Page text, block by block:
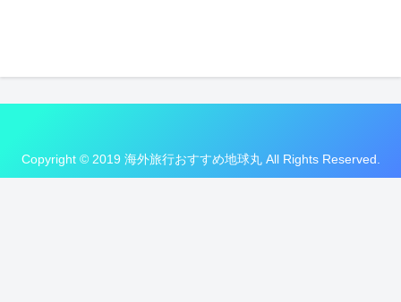
Copyright © 2019 海外旅行おすすめ地球丸 All Rights Reserved.